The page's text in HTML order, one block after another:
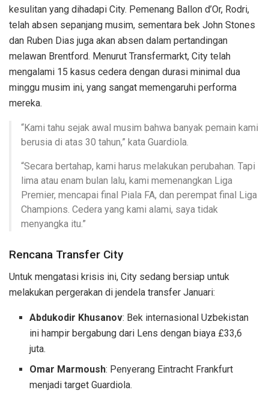
kesulitan yang dihadapi City. Pemenang Ballon d’Or, Rodri,
telah absen sepanjang musim, sementara bek John Stones
dan Ruben Dias juga akan absen dalam pertandingan
melawan Brentford. Menurut Transfermarkt, City telah
mengalami 15 kasus cedera dengan durasi minimal dua
minggu musim ini, yang sangat memengaruhi performa
mereka.
“Kami tahu sejak awal musim bahwa banyak pemain kami
berusia di atas 30 tahun,” kata Guardiola.
“Secara bertahap, kami harus melakukan perubahan. Tapi
lima atau enam bulan lalu, kami memenangkan Liga
Premier, mencapai final Piala FA, dan perempat final Liga
Champions. Cedera yang kami alami, saya tidak
menyangka itu.”
Rencana Transfer City
Untuk mengatasi krisis ini, City sedang bersiap untuk
melakukan pergerakan di jendela transfer Januari:
Abdukodir Khusanov: Bek internasional Uzbekistan
ini hampir bergabung dari Lens dengan biaya £33,6
juta.
Omar Marmoush: Penyerang Eintracht Frankfurt
menjadi target Guardiola.